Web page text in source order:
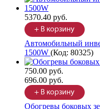
5370.40 руб.
Автомобильный
1500W (Код: 80325)
750.00 руб.
696.00 руб.
Обогревы боковых